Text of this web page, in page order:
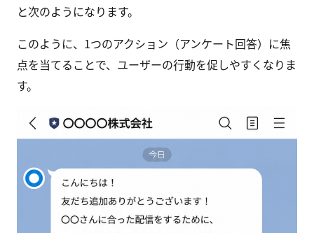
と次のようになります。
このように、1つのアクション（アンケート回答）に焦
点を当てることで、ユーザーの行動を促しやすくなりま
す。